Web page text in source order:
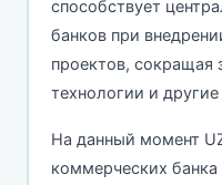
способствует
банков при
проектов, сокращая
технологии и
На данный момент
коммерческих